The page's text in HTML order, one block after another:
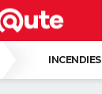
INCENDIES